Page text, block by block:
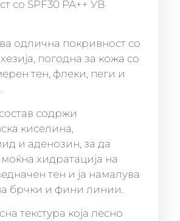
со SPF30 PA++ УВ
одлична покривност со
погодна за кожа со
тен, флеки, пеги и
содржи
киселина,
и аденозин, за да
хидратација на
тен и ја намалува
брчки и фини линии.
текстура која лесно